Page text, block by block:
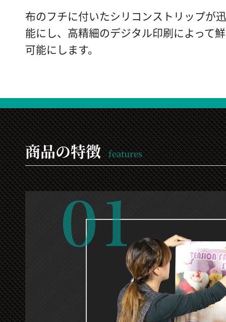
布のフチに付いたシリコンストリップが
能にし、高精細のデジタル印刷によって
可能にします。
商品の特徴 features